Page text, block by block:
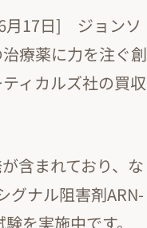
月17日] ジョンソ
療薬に力を注ぐ創
ィカルズ社の買収
含まれており、な
グナル阻害剤ARN-
を実施中です。